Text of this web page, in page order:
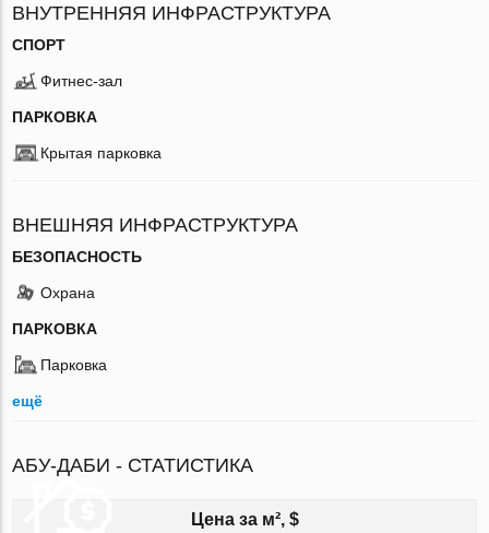
ВНУТРЕННЯЯ ИНФРАСТРУКТУРА
СПОРТ
Фитнес-зал
ПАРКОВКА
Крытая парковка
ВНЕШНЯЯ ИНФРАСТРУКТУРА
БЕЗОПАСНОСТЬ
Охрана
ПАРКОВКА
Парковка
ещё
АБУ-ДАБИ - СТАТИСТИКА
Цена за м², $